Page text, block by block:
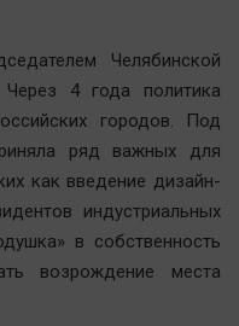
Челябинской
4 года политика
городов. Под
ряд важных для
как введение дизайн-
индустриальных
в собственность
возрождение места